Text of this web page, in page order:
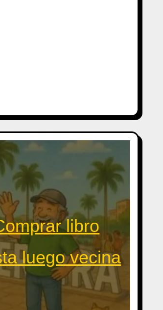
libro
luego vecina